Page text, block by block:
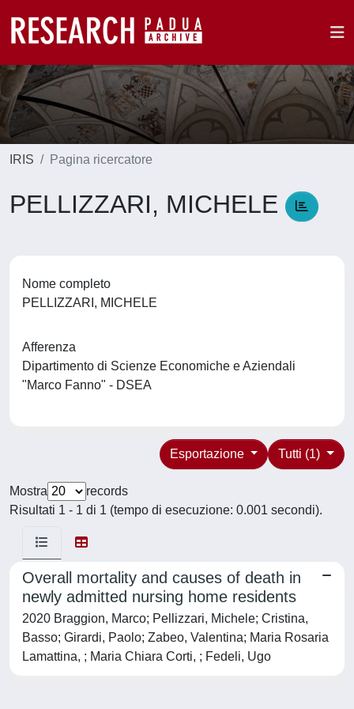
IRIS Pagina ricercatore
PELLIZZARI, MICHELE
Nome completo
PELLIZZARI, MICHELE
Afferenza
Dipartimento di Scienze Economiche e Aziendali
"Marco Fanno" - DSEA
Tutti (1)
Esportazione
Mostra
records
Risultati 1 - 1 di 1 (tempo di esecuzione: 0.001 secondi).
Overall mortality and causes of death in
newly admitted nursing home residents
2020 Braggion, Marco; Pellizzari, Michele; Cristina,
Basso; Girardi, Paolo; Zabeo, Valentina; Maria Rosaria
Lamattina, ; Maria Chiara Corti, ; Fedeli, Ugo